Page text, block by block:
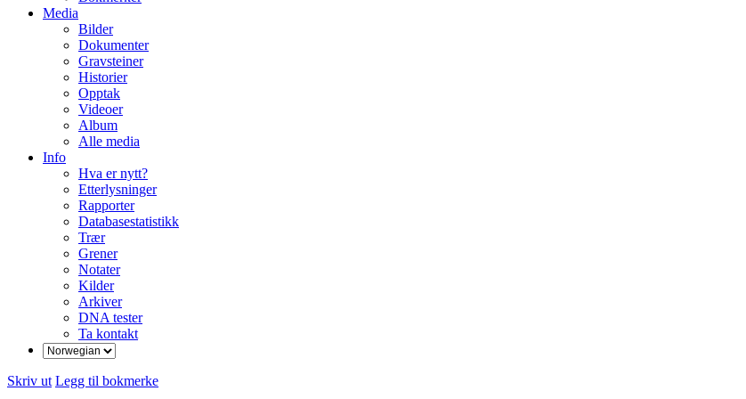
Media
Bilder
Dokumenter
Gravsteiner
Historier
Opptak
Videoer
Album
Alle media
Info
Hva er nytt?
Etterlysninger
Rapporter
Databasestatistikk
Trær
Grener
Notater
Kilder
Arkiver
DNA tester
Ta kontakt
Skriv ut Legg til bokmerke